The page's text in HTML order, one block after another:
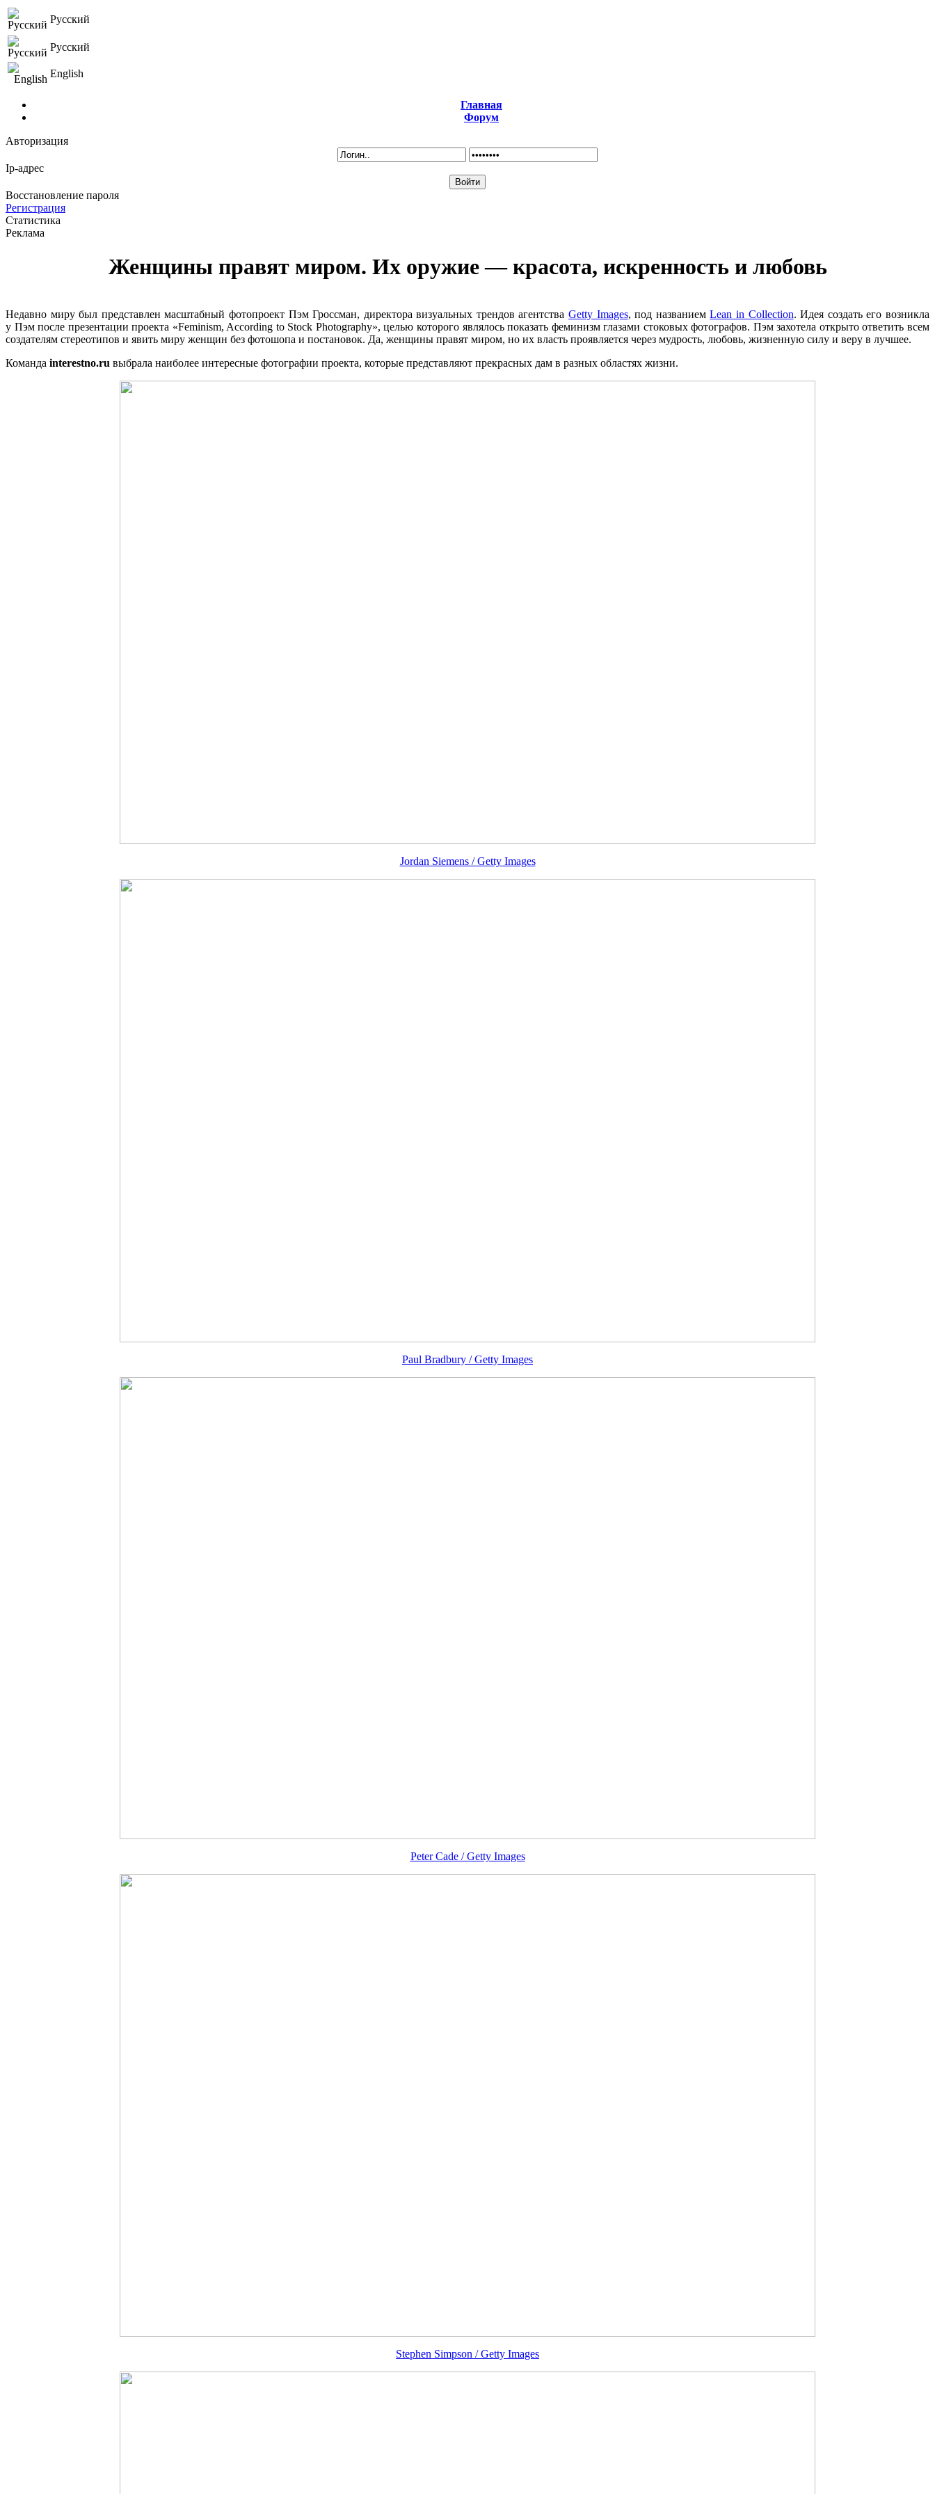
Русский
Русский
English
Главная
Форум
Авторизация
Ip-адрес
Восстановление пароля
Регистрация
Статистика
Реклама
Женщины правят миром. Их оружие — красота, искренность и любовь
Недавно миру был представлен масштабный фотопроект Пэм Гроссман, директора визуальных трендов агентстваGetty Images, под названиемLean in Collection. Идея создать его возникла
у Пэм после презентации проекта «Feminism, According to Stock Photography», целью которого являлось показать феминизм глазами стоковых фотографов. Пэм захотела открыто ответить всем
создателям стереотипов и явить миру женщин без фотошопа и постановок. Да, женщины правят миром, но их власть проявляется через мудрость, любовь, жизненную силу и веру в лучшее.
Команда interestno.ru выбрала наиболее интересные фотографии проекта, которые представляют прекрасных дам в разных областях жизни.
Jordan Siemens / Getty Images
Paul Bradbury / Getty Images
Peter Cade / Getty Images
Stephen Simpson / Getty Images